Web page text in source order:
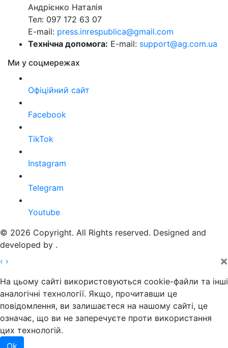
Андрієнко Наталія
Тел: 097 172 63 07
E-mail: press.inrespublica@gmail.com
Технічна допомога: E-mail: support@ag.com.ua
Ми у соцмережах
Офіційний сайт
Facebook
TikTok
Instagram
Telegram
Youtube
© 2026 Copyright. All Rights reserved. Designed and
developed by .
‹ › ×
На цьому сайті використовуються cookie-файли та інші
аналогічні технології. Якщо, прочитавши це
повідомлення, ви залишаєтеся на нашому сайті, це
означає, що ви не заперечуєте проти використання
цих технологій.
Ok